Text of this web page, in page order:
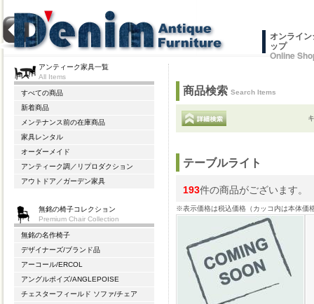
オンライ
ップ
Online
アンティーク家具一覧
All Items
すべての商品
新着商品
メンテナンス前の在庫商品
家具レンタル
オーダーメイド
アンティーク調／リプロダクション
アウトドア／ガーデン家具
無銘の椅子コレクション
Premium Chair Collection
無銘の名作椅子
デザイナーズ/ブランド品
アーコール/ERCOL
アングルポイズ/ANGLEPOISE
チェスターフィールド ソファ/チェア
商品検索 Search Items
テーブルライト
193件の商品がございます。
※表示価格は税込価格（カッコ内は本体価